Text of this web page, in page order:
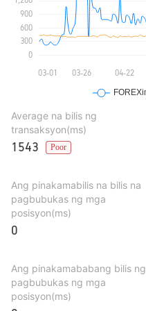
Average na bilis ng
transaksyon(ms)
1543 Poor
Ang pinakamabilis na bilis na
pagbubukas ng mga
posisyon(ms)
0
Ang pinakamababang bilis ng
pagbubukas ng mga
posisyon(ms)